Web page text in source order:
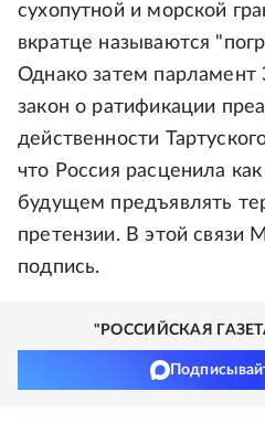
сухопутной и морской
вкратце называются
Однако затем парламент
закон о ратификации
действенности
что Россия расценила
будущем предъявлять
претензии. В этой связи
подпись.
"РОССИЙСКАЯ